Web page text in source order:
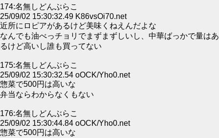
174:名無しどんぶらこ
25/09/02 15:30:32.49 K86vsOi70.net
近所にロピアがあるけど美味くねえんだよな
なんでも油べっチョリでまずまずしいし、中華ばっかで量はあ
るけど高いし誰も買ってない
175:名無しどんぶらこ
25/09/02 15:30:32.54 oOCK/Yho0.net
惣菜で500円は高いな
弁当ならわからなくもない
176:名無しどんぶらこ
25/09/02 15:30:44.84 oOCK/Yho0.net
惣菜で500円は高いな